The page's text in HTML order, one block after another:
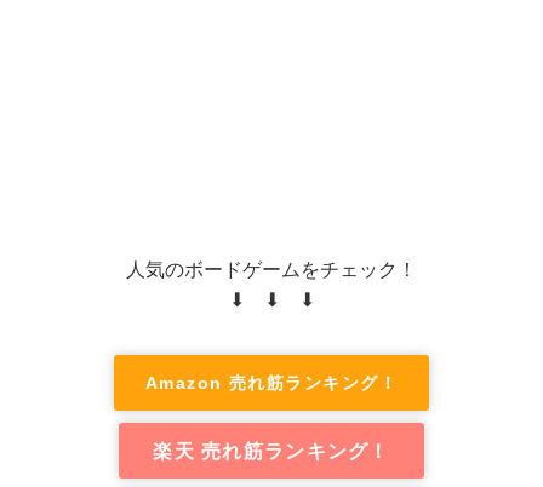
人気のボードゲームをチェック！
⬇ ⬇ ⬇
Amazon 売れ筋ランキング！
楽天 売れ筋ランキング！